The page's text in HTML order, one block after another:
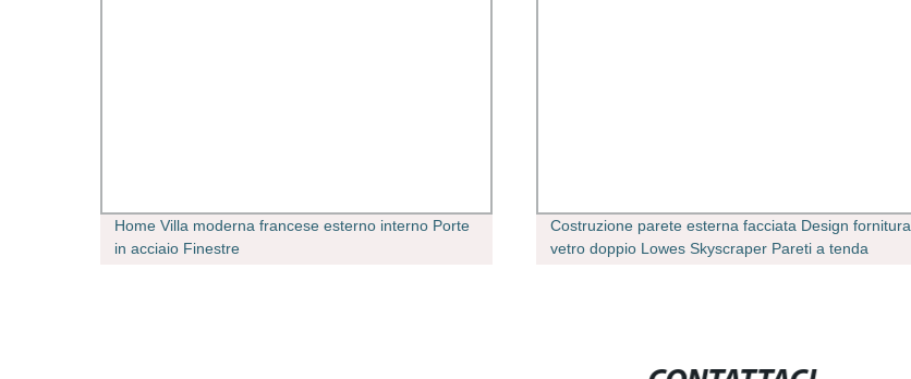
Home Villa moderna francese esterno interno Porte
in acciaio Finestre
Costruzione parete esterna facciata Design fornitura
vetro doppio Lowes Skyscraper Pareti a tenda